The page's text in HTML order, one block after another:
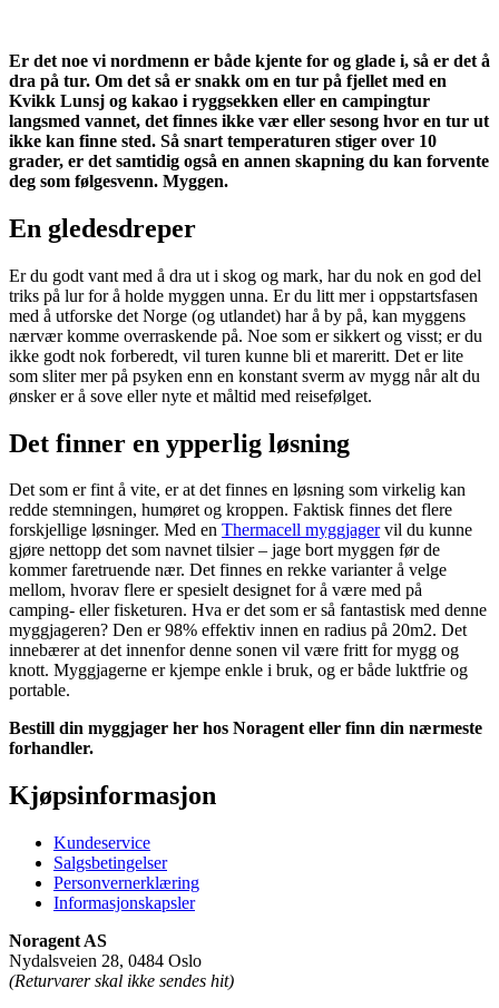
Er det noe vi nordmenn er både kjente for og glade i, så er det å
dra på tur. Om det så er snakk om en tur på fjellet med en
Kvikk Lunsj og kakao i ryggsekken eller en campingtur
langsmed vannet, det finnes ikke vær eller sesong hvor en tur ut
ikke kan finne sted. Så snart temperaturen stiger over 10
grader, er det samtidig også en annen skapning du kan forvente
deg som følgesvenn. Myggen.
En gledesdreper
Er du godt vant med å dra ut i skog og mark, har du nok en god del
triks på lur for å holde myggen unna. Er du litt mer i oppstartsfasen
med å utforske det Norge (og utlandet) har å by på, kan myggens
nærvær komme overraskende på. Noe som er sikkert og visst; er du
ikke godt nok forberedt, vil turen kunne bli et mareritt. Det er lite
som sliter mer på psyken enn en konstant sverm av mygg når alt du
ønsker er å sove eller nyte et måltid med reisefølget.
Det finner en ypperlig løsning
Det som er fint å vite, er at det finnes en løsning som virkelig kan
redde stemningen, humøret og kroppen. Faktisk finnes det flere
forskjellige løsninger. Med en Thermacell myggjagervil du kunne
gjøre nettopp det som navnet tilsier – jage bort myggen før de
kommer faretruende nær. Det finnes en rekke varianter å velge
mellom, hvorav flere er spesielt designet for å være med på
camping- eller fisketuren. Hva er det som er så fantastisk med denne
myggjageren? Den er 98% effektiv innen en radius på 20m2. Det
innebærer at det innenfor denne sonen vil være fritt for mygg og
knott. Myggjagerne er kjempe enkle i bruk, og er både luktfrie og
portable.
Bestill din myggjager her hos Noragent eller finn din nærmeste
forhandler.
Kjøpsinformasjon
Kundeservice
Salgsbetingelser
Personvernerklæring
Informasjonskapsler
Noragent AS
Nydalsveien 28, 0484 Oslo
(Returvarer skal ikke sendes hit)